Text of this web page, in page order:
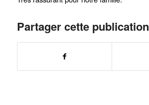
Partager cette publication